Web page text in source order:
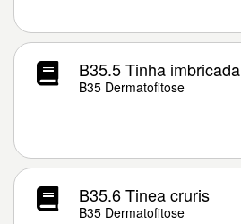
B35.5 Tinha imbricada
B35 Dermatofitose
B35.6 Tinea cruris
B35 Dermatofitose